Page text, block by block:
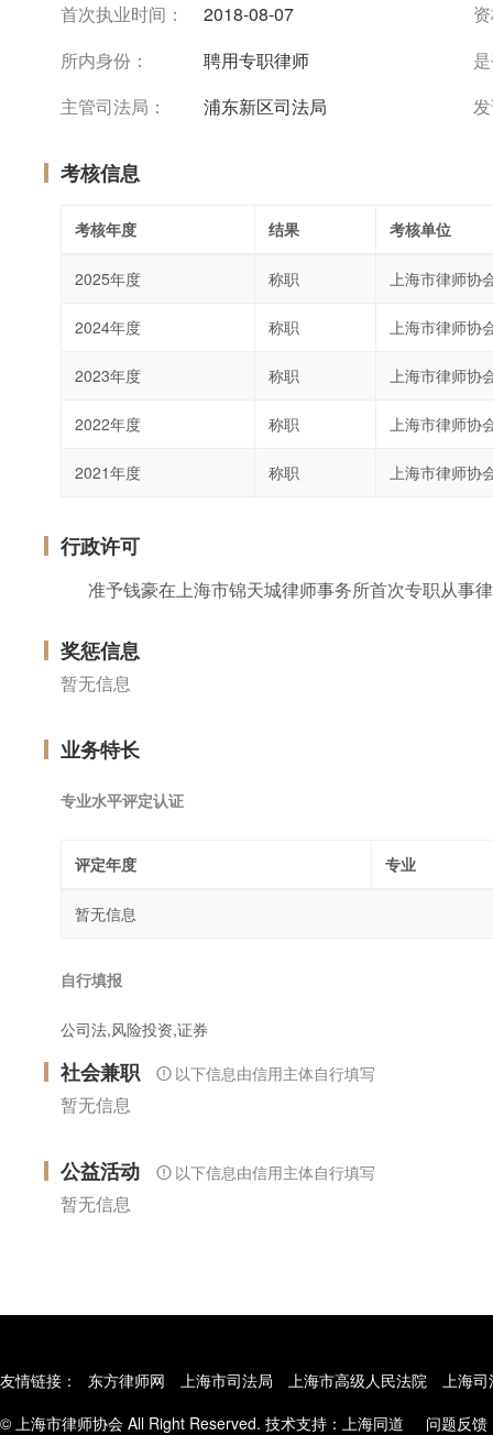
首次执业时间：
2018-08-07
所内身份：
聘用专职律师
主管司法局：
浦东新区司法局
考核信息
考核年度 结果 考核单位
2025年度 称职 上海市律师协
2024年度 称职 上海市律师协
2023年度 称职 上海市律师协
2022年度 称职 上海市律师协
2021年度 称职 上海市律师协
行政许可
准予钱豪在上海市锦天城律师事务所首次专职从事
奖惩信息
暂无信息
业务特长
专业水平评定认证
评定年度 专业
暂无信息
自行填报
公司法,风险投资,证券
社会兼职 以下信息由信用主体自行填写
暂无信息
公益活动 以下信息由信用主体自行填写
暂无信息
友情链接： 东方律师网 上海市司法局 上海市高级人民法院
上海
© 上海市律师协会 All Right Reserved. 技术支持： 上海同道 问题反馈